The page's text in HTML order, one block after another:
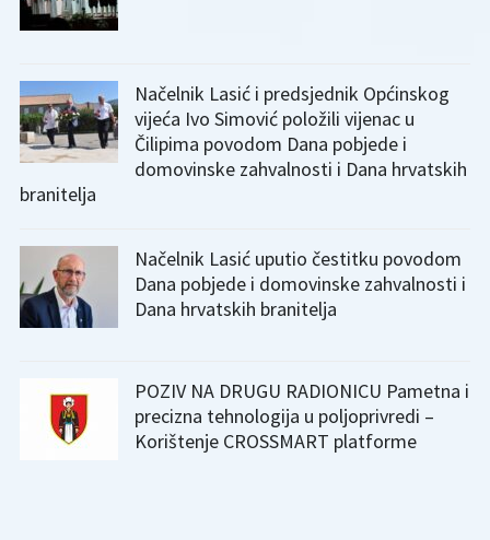
Načelnik Lasić i predsjednik Općinskog
vijeća Ivo Simović položili vijenac u
Čilipima povodom Dana pobjede i
domovinske zahvalnosti i Dana hrvatskih
branitelja
Načelnik Lasić uputio čestitku povodom
Dana pobjede i domovinske zahvalnosti i
Dana hrvatskih branitelja
POZIV NA DRUGU RADIONICU Pametna i
precizna tehnologija u poljoprivredi –
Korištenje CROSSMART platforme